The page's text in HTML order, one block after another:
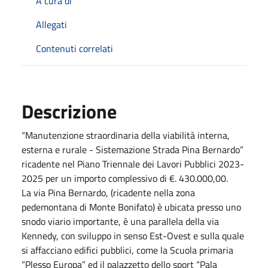
Allegati
Contenuti correlati
Descrizione
“Manutenzione straordinaria della viabilità interna,
esterna e rurale - Sistemazione Strada Pina Bernardo”
ricadente nel Piano Triennale dei Lavori Pubblici 2023-
2025 per un importo complessivo di €. 430.000,00.
La via Pina Bernardo, (ricadente nella zona
pedemontana di Monte Bonifato) è ubicata presso uno
snodo viario importante, è una parallela della via
Kennedy, con sviluppo in senso Est-Ovest e sulla quale
si affacciano edifici pubblici, come la Scuola primaria
“Plesso Europa” ed il palazzetto dello sport “Pala